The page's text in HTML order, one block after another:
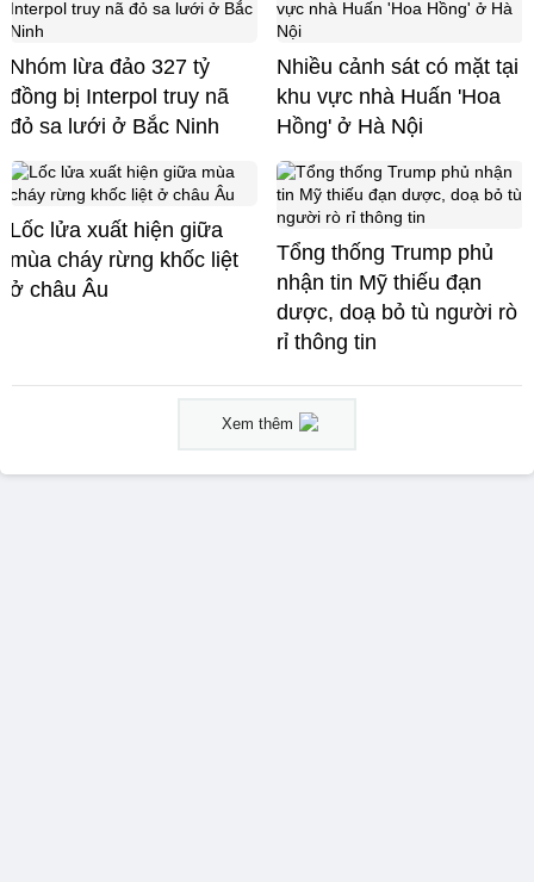
Nhóm lừa đảo 327 tỷ
đồng bị Interpol truy nã
đỏ sa lưới ở Bắc Ninh
Nhiều cảnh sát có mặt tại
khu vực nhà Huấn 'Hoa
Hồng' ở Hà Nội
Lốc lửa xuất hiện giữa
mùa cháy rừng khốc liệt
ở châu Âu
Tổng thống Trump phủ
nhận tin Mỹ thiếu đạn
dược, doạ bỏ tù người rò
rỉ thông tin
Xem thêm